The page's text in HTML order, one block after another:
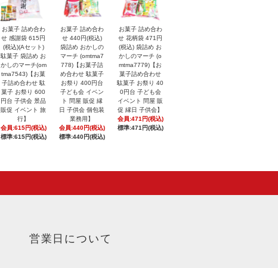
お菓子 詰め合わ
せ 感謝袋 615円
(税込)(Aセット)
駄菓子 袋詰め お
かしのマーチ(om
tma7543)【お菓
子詰め合わせ 駄
菓子 お祭り 600
円台 子供会 景品
販促 イベント 旅
行】
会員:615円(税込)
標準:615円(税込)
お菓子 詰め合わ
せ 440円(税込)
袋詰め おかしの
マーチ (omtma7
778)【お菓子詰
め合わせ 駄菓子
お祭り 400円台
子ども会 イベン
ト 問屋 販促 縁
日 子供会 個包装
業務用】
会員:440円(税込)
標準:440円(税込)
お菓子 詰め合わ
せ 花柄袋 471円
(税込) 袋詰め お
かしのマーチ (o
mtma7779)【お
菓子詰め合わせ
駄菓子 お祭り 40
0円台 子ども会
イベント 問屋 販
促 縁日 子供会】
会員:471円(税込)
標準:471円(税込)
営業日について